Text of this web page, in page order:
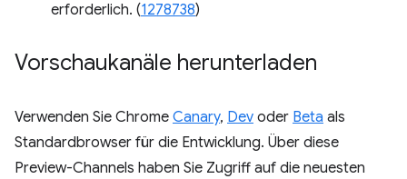
erforderlich. (1278738)
Vorschaukanäle herunterladen
Verwenden Sie Chrome Canary, Dev oder Beta als
Standardbrowser für die Entwicklung. Über diese
Preview-Channels haben Sie Zugriff auf die neuesten